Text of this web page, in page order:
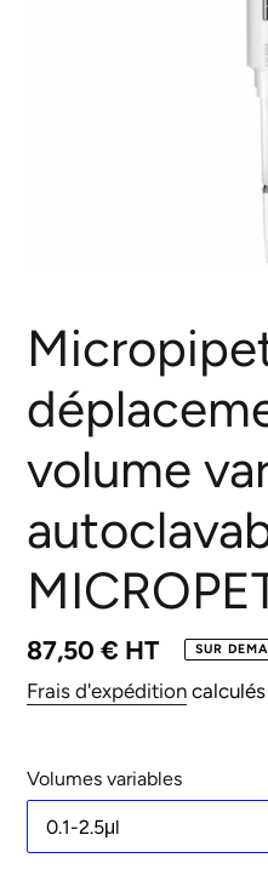
volume
Prix
normal
87,50 € HT SUR
Frais d'expédition
Volumes variables